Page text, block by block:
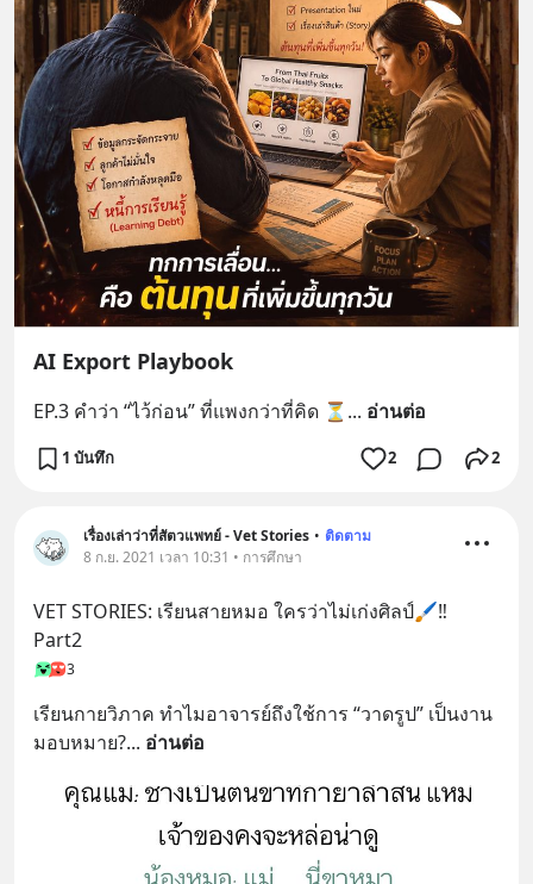
AI Export Playbook
EP.3 คำว่า “ไว้ก่อน” ที่แพงกว่าที่คิด ⏳ ... อ่านต่อ
1 บันทึก 2 2
เรื่องเล่าว่าที่สัตวแพทย์ - Vet Stories • ติดตาม
8 ก.ย. 2021 เวลา 10:31 • การศึกษา
VET STORIES: เรียนสายหมอ ใครว่าไม่เก่งศิลป์🖌‼️
Part2
3
เรียนกายวิภาค ทำไมอาจารย์ถึงใช้การ “วาดรูป” เป็นงาน
มอบหมาย?... อ่านต่อ